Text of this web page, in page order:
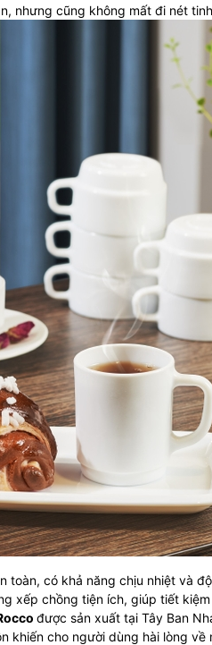
nhưng cũng không mất đi nét
toàn, có khả năng chịu nhiệt và
xếp chồng tiện ích, giúp tiết
được sản xuất tại Tây Ban
khiến cho người dùng hài lòng